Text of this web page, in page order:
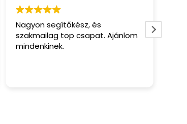
Nagyon segítőkész, és
szakmailag top csapat. Ajánlom
mindenkinek.